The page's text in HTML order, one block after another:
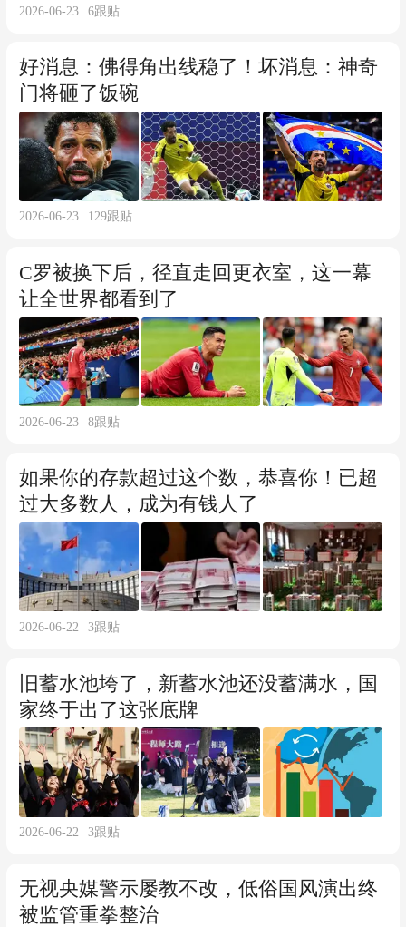
2026-06-23 6跟贴
好消息：佛得角出线稳了！坏消息：神奇
门将砸了饭碗
2026-06-23 129跟贴
C罗被换下后，径直走回更衣室，这一幕
让全世界都看到了
2026-06-23 8跟贴
如果你的存款超过这个数，恭喜你！已超
过大多数人，成为有钱人了
2026-06-22 3跟贴
旧蓄水池垮了，新蓄水池还没蓄满水，国
家终于出了这张底牌
2026-06-22 3跟贴
无视央媒警示屡教不改，低俗国风演出终
被监管重拳整治